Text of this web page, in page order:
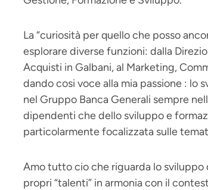
La “curiosità per quello che posso
esplorare diverse funzioni: dalla
Acquisti in Galbani, al Marketing,
dando cosi voce alla mia passione : lo
nel Gruppo Banca Generali sempre
dipendenti che dello sviluppo e
particolarmente focalizzata sulle
Amo tutto cio che riguarda lo sviluppo
propri “talenti” in armonia con il